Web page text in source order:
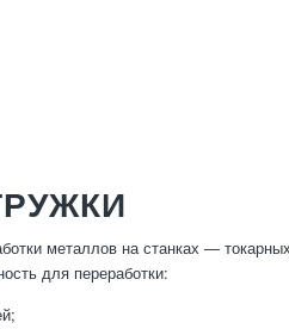
металлов на станках —
для переработки: